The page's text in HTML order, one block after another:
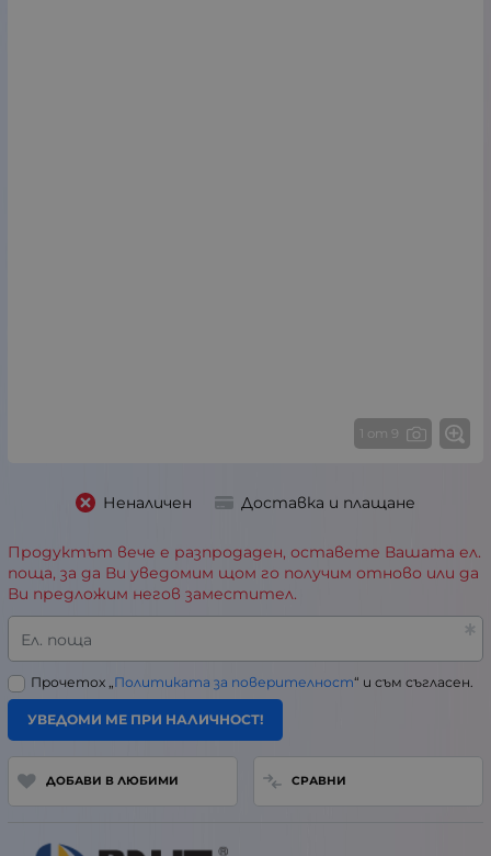
1 от 9
Неналичен Доставка и плащане
Продуктът вече е разпродаден, оставете Вашата ел.
поща, за да Ви уведомим щом го получим отново или да
Ви предложим негов заместител.
Ел. поща
Прочетох „Политиката за поверителност“ и съм съгласен.
УВЕДОМИ МЕ ПРИ НАЛИЧНОСТ!
ДОБАВИ В ЛЮБИМИ СРАВНИ